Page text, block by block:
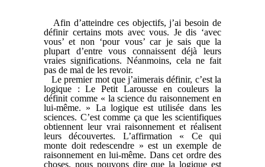
Afin d’atteindre ces objectifs, j’ai besoin de
définir certains mots avec vous. Je dis ‘avec
vous’ et non ‘pour vous’ car je sais que la
plupart d’entre vous connaissent déjà leurs
vraies significations. Néanmoins, cela ne fait
pas de mal de les revoir.
Le premier mot que j’aimerais définir, c’est la
logique : Le Petit Larousse en couleurs la
définit comme « la science du raisonnement en
lui-même. » La logique est utilisée dans les
sciences. C’est comme ça que les scientifiques
obtiennent leur vrai raisonnement et réalisent
leurs découvertes. L’affirmation « Ce qui
monte doit redescendre » est un exemple de
raisonnement en lui-même. Dans cet ordre des
choses, nous pouvons dire que la logique est